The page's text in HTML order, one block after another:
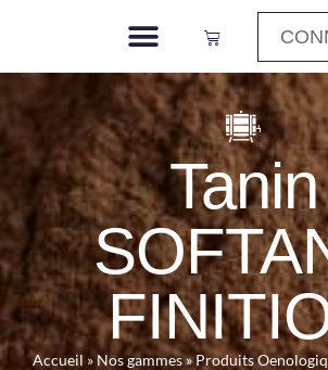
Tanin
Accueil »Nos gammes»Produits